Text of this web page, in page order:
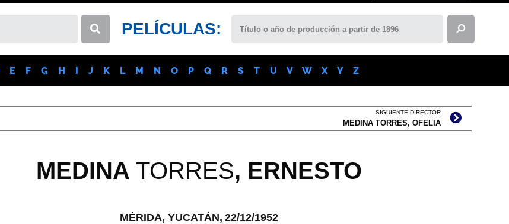
PELÍCULAS:
E F G H I J K L M N O P Q R S T U V W X Y Z
SIGUIENTE DIRECTOR
MEDINA TORRES, OFELIA
MEDINA TORRES, ERNESTO
MÉRIDA, YUCATÁN, 22/12/1952